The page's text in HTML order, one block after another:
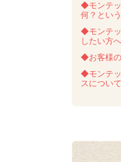
◆モンテ
何？とい
◆モンテ
したい方へ
◆お客様
◆モンテ
スについて